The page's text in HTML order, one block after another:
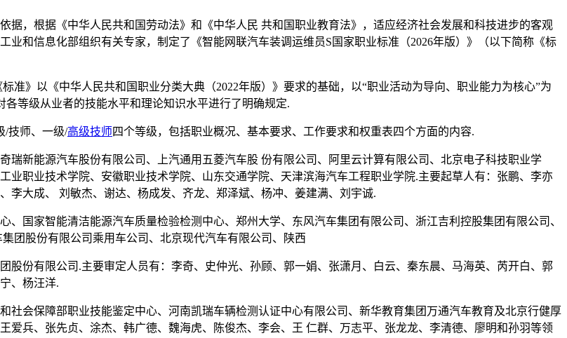
据，根据《中华人民共和国劳动法》和《中华人民 共和国职业教育法》，适应经济社会发展和科技进步的客观
和信息化部组织有关专家，制定了《智能网联汽车装调运维员S国家职业标准（2026年版）》（以下简称《标
准》以《中华人民共和国职业分类大典（2022年版）》要求的基础，以“职业活动为导向、职业能力为核心”为
等级从业者的技能水平和理论知识水平进行了明确规定.
/技师、一级/高级技师四个等级，包括职业概况、基本要求、工作要求和权重表四个方面的内容.
瑞新能源汽车股份有限公司、上汽通用五菱汽车股 份有限公司、阿里云计算有限公司、北京电子科技职业学
业职业技术学院、安徽职业技术学院、山东交通学院、天津滨海汽车工程职业学院.主要起草人有：张鹏、李亦
大成、 刘敏杰、谢达、杨成发、齐龙、郑泽斌、杨冲、姜建满、刘宇诚.
、国家智能清洁能源汽车质量检验检测中心、郑州大学、东风汽车集团有限公司、浙江吉利控股集团有限公司、
团股份有限公司乘用车公司、北京现代汽车有限公司、陕西
份有限公司.主要审定人员有：李奇、史仲光、孙顾、郭一娟、张潇月、白云、秦东晨、马海英、芮开白、郭
、杨汪洋.
社会保障部职业技能鉴定中心、河南凯瑞车辆检测认证中心有限公司、新华教育集团万通汽车教育及北京行健厚
兵、张先贞、涂杰、韩广德、魏海虎、陈俊杰、李会、王 仁群、万志平、张龙龙、李清德、廖明和孙羽等领